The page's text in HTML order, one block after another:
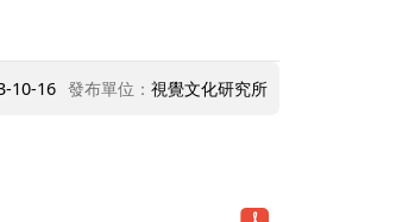
10-16 發布單位： 視覺文化研究所